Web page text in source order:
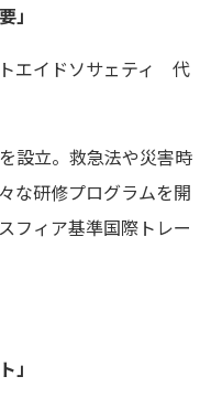
」
エイドソサェティ 代
設立。救急法や災害時
な研修プログラムを開
フィア基準国際トレー
」